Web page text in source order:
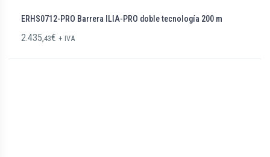
ERHS0712-PRO Barrera ILIA-PRO doble tecnología 200 m
2.435,43€ + IVA